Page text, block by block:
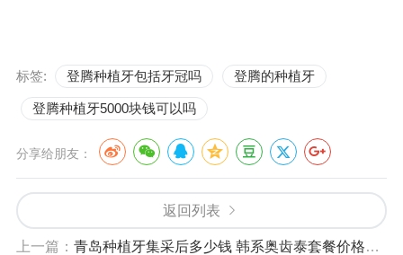
标签: 登腾种植牙包括牙冠吗 登腾的种植牙
登腾种植牙5000块钱可以吗
分享给朋友：
返回列表
上一篇： 青岛种植牙集采后多少钱 韩系奥齿泰套餐价格划算吗